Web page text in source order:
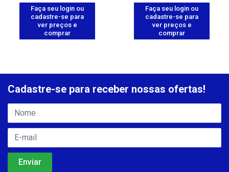
Faça seu login ou
cadastre-se para
ver preços e
comprar
Faça seu login ou
cadastre-se para
ver preços e
comprar
Cadastre-se para receber nossas ofertas!